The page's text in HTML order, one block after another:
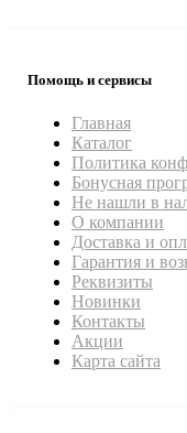
Помощь и сервисы
Главная
Каталог
Политика
Бонусная
Не нашли в
О компании
Доставка и
Гарантия и
Реквизиты
Новинки
Контакты
Акции
Карта сайта